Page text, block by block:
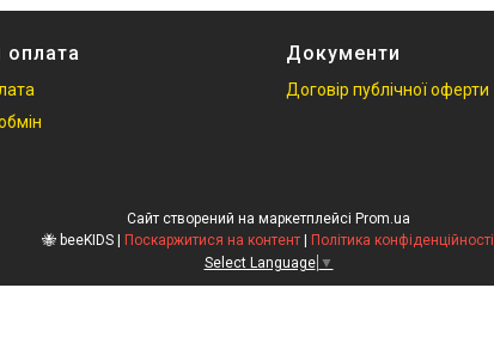
оплата Документи
Договір публічної оферти
Сайт створений на маркетплейсі Prom.ua
Поскаржитися на контент
Політика конфіденційності
Select Language ▼